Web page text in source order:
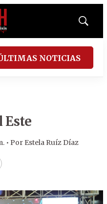
Mostrar
NOTICIAS
Este
• Por Estela Ruíz Díaz